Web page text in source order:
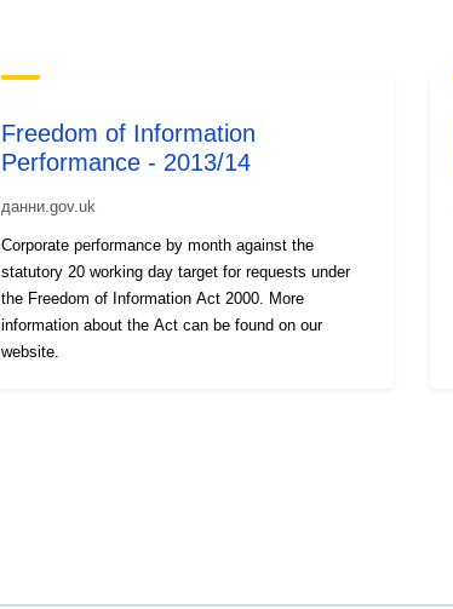
Freedom of Information
Performance - 2013/14
данни.gov.uk
Corporate performance by month against the
statutory 20 working day target for requests under
the Freedom of Information Act 2000. More
information about the Act can be found on our
website.